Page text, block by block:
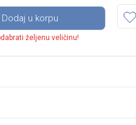
Dodaj u korpu
željenu veličinu!